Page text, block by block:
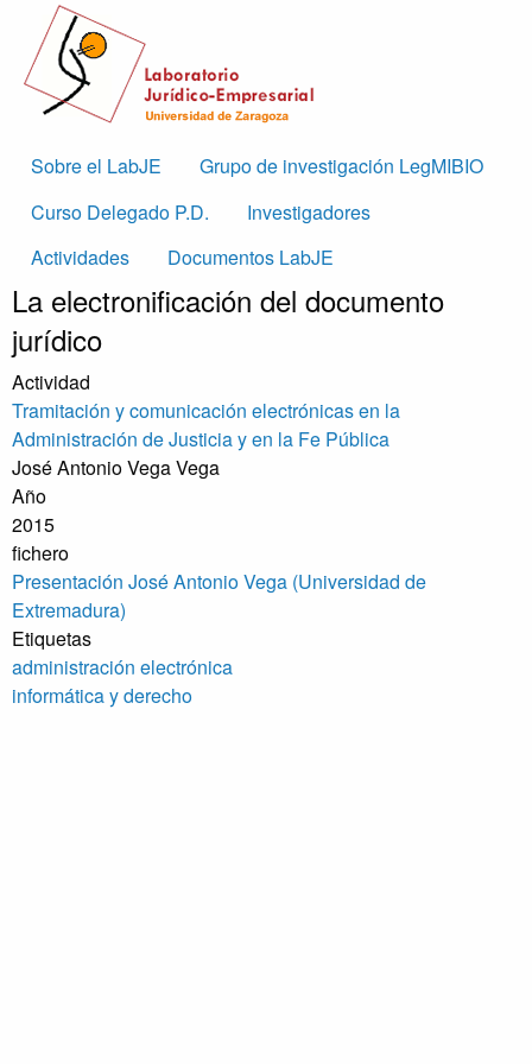
Skip to main content
Main
Sobre el LabJE
Grupo de investigación LegMIBIO
Curso Delegado P.D.
Investigadores
Actividades
Documentos LabJE
La electronificación del documento
jurídico
Actividad
Tramitación y comunicación electrónicas en la
Administración de Justicia y en la Fe Pública
José Antonio Vega Vega
Año
2015
fichero
Presentación José Antonio Vega (Universidad de
Extremadura)
Etiquetas
administración electrónica
informática y derecho